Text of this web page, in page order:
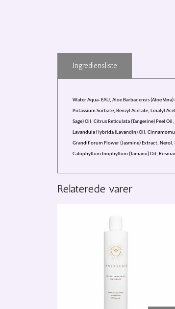
Ingrediensliste
Water Aqua- EAU, Aloe Barbadensis (Aloe
Potassium Sorbate, Benzyl Acetate, Linalyl
Sage) Oil, Citrus Reticulata (Tangerine) Peel
Lavandula Hybrida (Lavandin) Oil,
Grandiflorum Flower (Jasmine) Extract,
Calophyllum Inophyllum (Tamanu) Oil,
Relaterede varer